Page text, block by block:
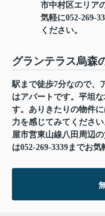
市中村区エリア
気軽に052-269-
ください。
グランテラス烏森
駅まで徒歩7分なので、
はアパートです。平坦
す。ありきたりの物件
力を感じてみてくださ
屋市営東山線八田周辺
は052-269-3339までお気